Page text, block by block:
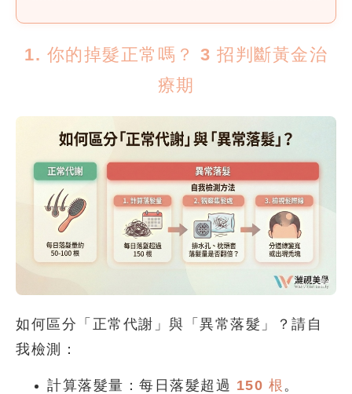
1. 你的掉髮正常嗎？ 3 招判斷黃金治
療期
如何區分「正常代謝」與「異常落髮」？請自
我檢測：
計算落髮量： 每日落髮超過 150 根 。